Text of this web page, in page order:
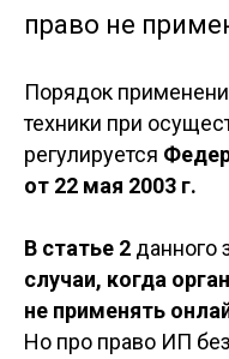
право не
Порядок
техники при
регулируется
от 22 мая 2003 г.
В статье 2 данного
случаи, когда
не применять
Но про право ИП